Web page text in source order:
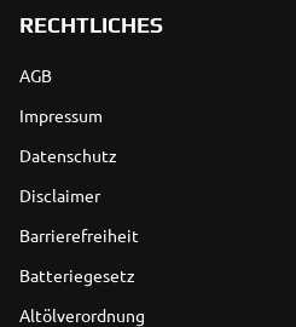
RECHTLICHES
AGB
Impressum
Datenschutz
Disclaimer
Barrierefreiheit
Batteriegesetz
Altölverordnung